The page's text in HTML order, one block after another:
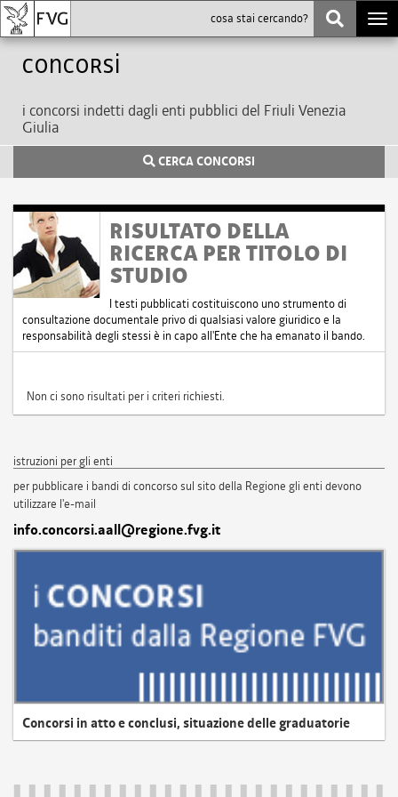
Concorsi
i concorsi indetti dagli enti pubblici del Friuli Venezia
Giulia
CERCA CONCORSI
RISULTATO DELLA
RICERCA PER TITOLO DI
STUDIO
I testi pubblicati costituiscono uno strumento di
consultazione documentale privo di qualsiasi valore giuridico e la
responsabilità degli stessi è in capo all'Ente che ha emanato il bando.
Non ci sono risultati per i criteri richiesti.
istruzioni per gli enti
per pubblicare i bandi di concorso sul sito della Regione gli enti devono
utilizzare l'e-mail
info.concorsi.aall@regione.fvg.it
Concorsi in atto e conclusi, situazione delle graduatorie